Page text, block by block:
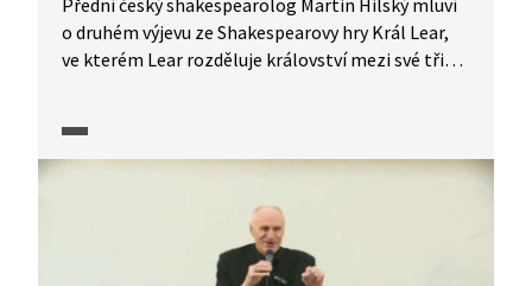
Přední český shakespearolog Martin Hilský mluví
o druhém výjevu ze Shakespearovy hry Král Lear,
ve kterém Lear rozděluje království mezi své tři